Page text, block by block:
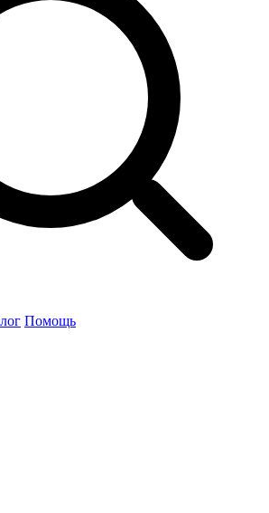
Помощь